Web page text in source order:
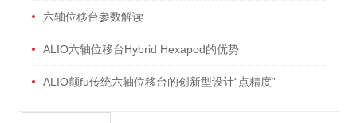
六轴位移台参数解读
ALIO六轴位移台Hybrid Hexapod的优势
ALIO颠fu传统六轴位移台的创新型设计“点精度”